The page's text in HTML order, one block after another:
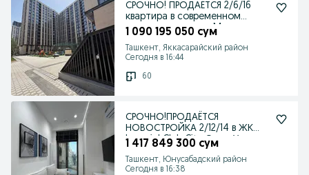
СРОЧНО! ПРОДАЁТСЯ 2/6/16
квартира в современном
жилом комплексе Movera
1 090 195 050 сум
Ташкент, Яккасарайский район
Сегодня в 16:44
60
СРОЧНО!ПРОДАЁТСЯ
НОВОСТРОЙКА 2/12/14 в ЖК
Imperial Club City Ор-р: Ул.
1 417 849 300 сум
Ташкент, Юнусабадский район
Сегодня в 16:38